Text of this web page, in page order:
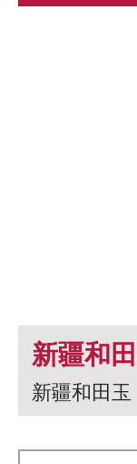
新疆和
串 龙生
新疆和田玉